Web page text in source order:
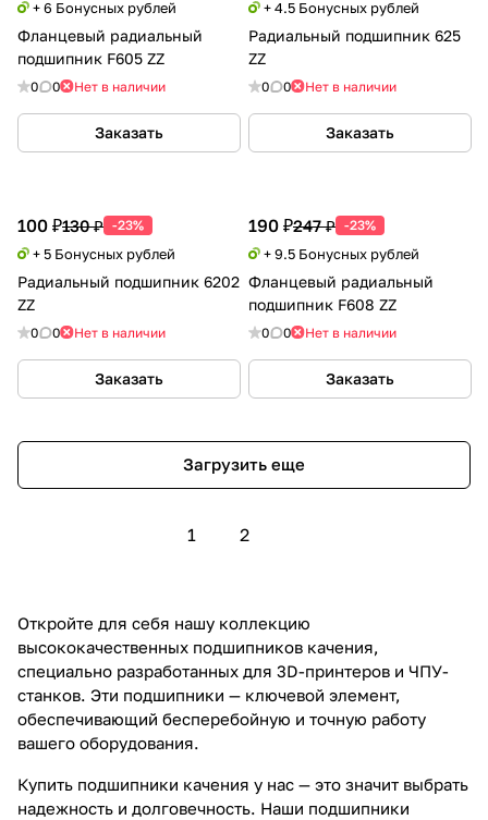
+ 6 Бонусных рублей
Фланцевый радиальный
подшипник F605 ZZ
0 0 Нет в наличии
Заказать
+ 4.5 Бонусных рублей
Радиальный подшипник 625
ZZ
0 0 Нет в наличии
Заказать
100 ₽130 ₽ -23%
+ 5 Бонусных рублей
Радиальный подшипник 6202
ZZ
0 0 Нет в наличии
Заказать
190 ₽247 ₽ -23%
+ 9.5 Бонусных рублей
Фланцевый радиальный
подшипник F608 ZZ
0 0 Нет в наличии
Заказать
Загрузить еще
1 2
Откройте для себя нашу коллекцию
высококачественных подшипников качения,
специально разработанных для 3D-принтеров и ЧПУ-
станков. Эти подшипники — ключевой элемент,
обеспечивающий бесперебойную и точную работу
вашего оборудования.
Купить подшипники качения у нас — это значит выбрать
надежность и долговечность. Наши подшипники